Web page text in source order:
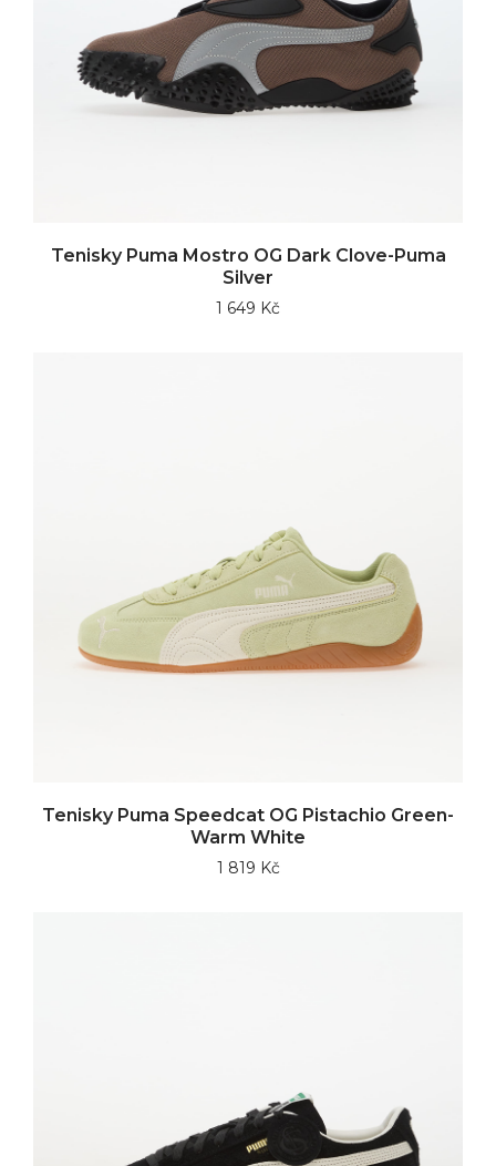
Tenisky Puma Mostro OG Dark Clove-Puma
Silver
1 649 Kč
Tenisky Puma Speedcat OG Pistachio Green-
Warm White
1 819 Kč